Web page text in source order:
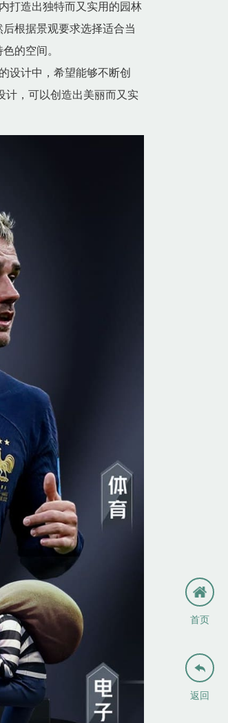
打造出独特而又实用的园林
根据景观要求选择适合当
的空间。
设计中，希望能够不断创
计，可以创造出美丽而又实
首页

返回